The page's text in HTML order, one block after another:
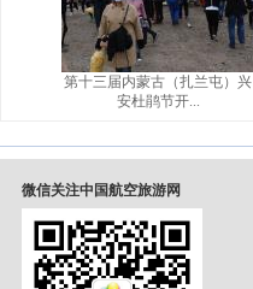
第十三届内蒙古（扎兰屯）兴
安杜鹃节开...
微信关注中国航空旅游网